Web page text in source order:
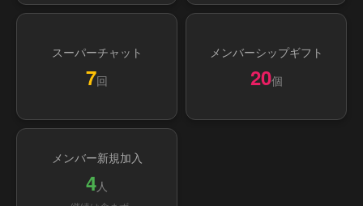
スーパーチャット
7回
メンバーシップギフト
20個
メンバー新規加入
4人